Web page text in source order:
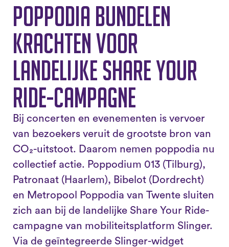
Poppodia bundelen
krachten voor
landelijke Share Your
Ride-campagne
Bij concerten en evenementen is vervoer
van bezoekers veruit de grootste bron van
CO₂-uitstoot. Daarom nemen poppodia nu
collectief actie. Poppodium 013 (Tilburg),
Patronaat (Haarlem), Bibelot (Dordrecht)
en Metropool Poppodia van Twente sluiten
zich aan bij de landelijke Share Your Ride-
campagne van mobiliteitsplatform Slinger.
Via de geïntegreerde Slinger-widget